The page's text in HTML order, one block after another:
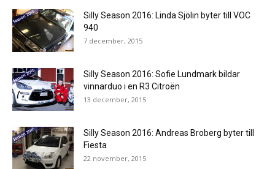
Silly Season 2016: Linda Sjölin byter till VOC
940
7 december, 2015
Silly Season 2016: Sofie Lundmark bildar
vinnarduo i en R3 Citroën
13 december, 2015
Silly Season 2016: Andreas Broberg byter till
Fiesta
22 november, 2015